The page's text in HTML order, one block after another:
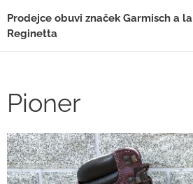
Prodejce obuvi značek Garmisch a la
Reginetta
Pioner